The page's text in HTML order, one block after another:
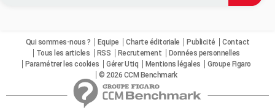
Qui sommes-nous ? Equipe Charte éditoriale Publicité
Contact
Tous les articles
RSS Recrutement
Données personnelles
Paramétrer les cookies
Gérer Utiq Mentions légales
Groupe Figaro
© 2026 CCM Benchmark